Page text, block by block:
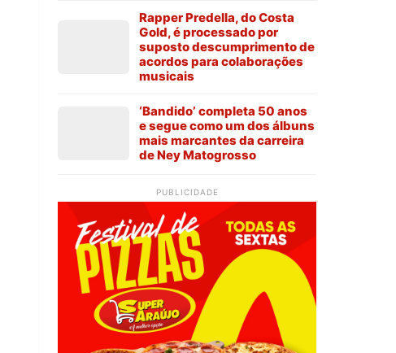
Rapper Predella, do Costa
Gold, é processado por
suposto descumprimento de
acordos para colaborações
musicais
‘Bandido’ completa 50 anos
e segue como um dos álbuns
mais marcantes da carreira
de Ney Matogrosso
PUBLICIDADE